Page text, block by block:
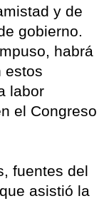
y de
gobierno.
habrá
estos
labor
el Congreso
fuentes del
asistió la